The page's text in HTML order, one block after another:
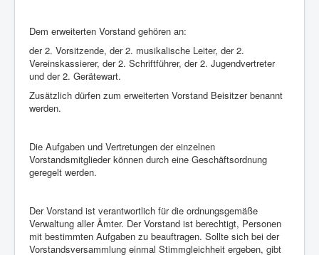
Dem erweiterten Vorstand gehören an:
der 2. Vorsitzende, der 2. musikalische Leiter, der 2.
Vereinskassierer, der 2. Schriftführer, der 2. Jugendvertreter
und der 2. Gerätewart.
Zusätzlich dürfen zum erweiterten Vorstand Beisitzer benannt
werden.
Die Aufgaben und Vertretungen der einzelnen
Vorstandsmitglieder können durch eine Geschäftsordnung
geregelt werden.
Der Vorstand ist verantwortlich für die ordnungsgemäße
Verwaltung aller Ämter. Der Vorstand ist berechtigt, Personen
mit bestimmten Aufgaben zu beauftragen. Sollte sich bei der
Vorstandsversammlung einmal Stimmgleichheit ergeben, gibt